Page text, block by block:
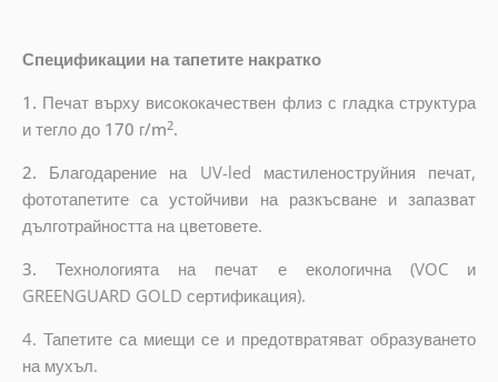
Спецификации на тапетите накратко
1. Печат върху висококачествен флиз с гладка структура
и тегло до170 г/m2.
2. Благодарение на UV-led мастиленоструйния печат,
фототапетите са устойчиви на разкъсване и запазват
дълготрайността на цветовете.
3.Технологията на печат е екологична (VOC и
GREENGUARD GOLD сертификация).
4. Тапетите са миещи се и предотвратяват образуването
на мухъл.